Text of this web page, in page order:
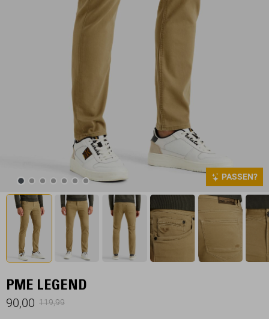
PASSEN?
PME LEGEND
90,00 119,99